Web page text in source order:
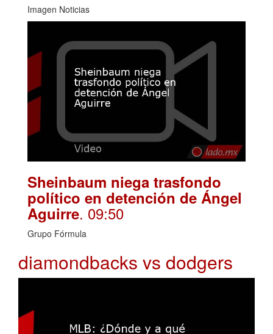
Imagen Noticias
Sheinbaum niega trasfondo
político en detención de Ángel
Aguirre. 09:50
Grupo Fórmula
diamondbacks vs dodgers